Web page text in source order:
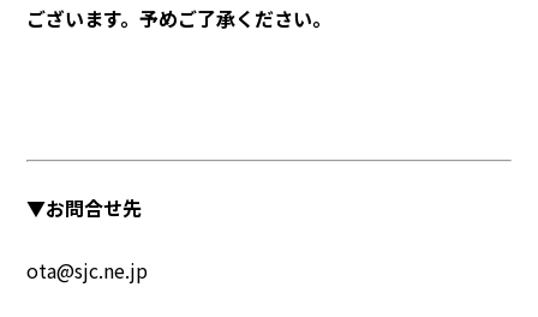
ございます。予めご了承ください。
▼お問合せ先
ota@sjc.ne.jp